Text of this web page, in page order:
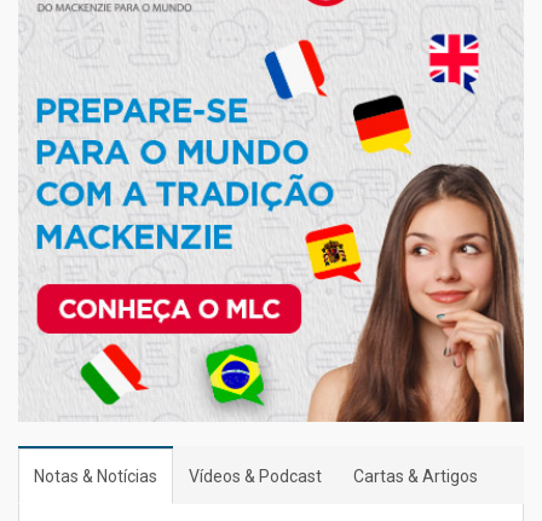
Notas & Notícias Vídeos & Podcast Cartas & Artigos